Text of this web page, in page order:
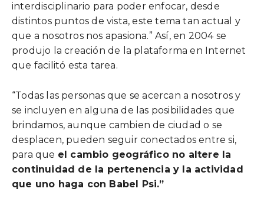
interdisciplinario para poder enfocar, desde
distintos puntos de vista, este tema tan actual y
que a nosotros nos apasiona.” Así, en 2004 se
produjo la creación de la plataforma en Internet
que facilitó esta tarea.
“Todas las personas que se acercan a nosotros y
se incluyen en alguna de las posibilidades que
brindamos, aunque cambien de ciudad o se
desplacen, pueden seguir conectados entre si,
para que el cambio geográfico no altere la
continuidad de la pertenencia y la actividad
que uno haga con Babel Psi.”